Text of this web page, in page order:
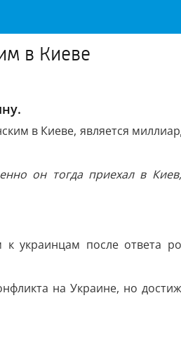
в Киеве
в Киеве, является
он тогда приехал в
украинцам после ответа
на Украине, но